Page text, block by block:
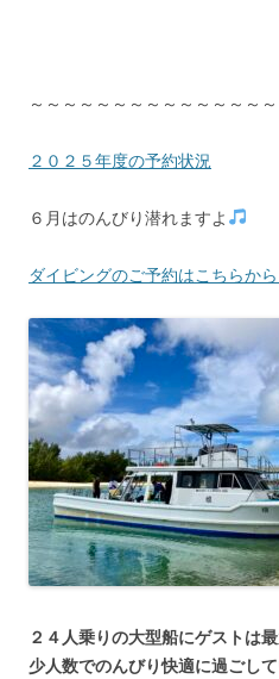
～～～～～～～～～～～～～～～
２０２５年度の予約状況
６月はのんびり潜れますよ
ダイビングのご予約はこちらから
２４人乗りの大型船にゲストは
少人数でのんびり快適に過ごし